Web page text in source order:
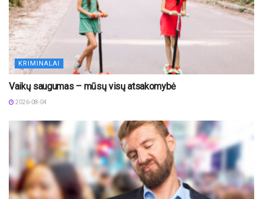
KRIMINALAI
Vaikų saugumas – mūsų visų atsakomybė
2026-08-04